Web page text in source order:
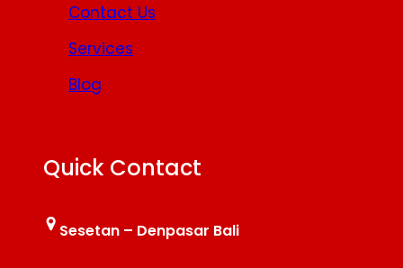
Contact Us
Services
Blog
Quick Contact
Sesetan – Denpasar Bali